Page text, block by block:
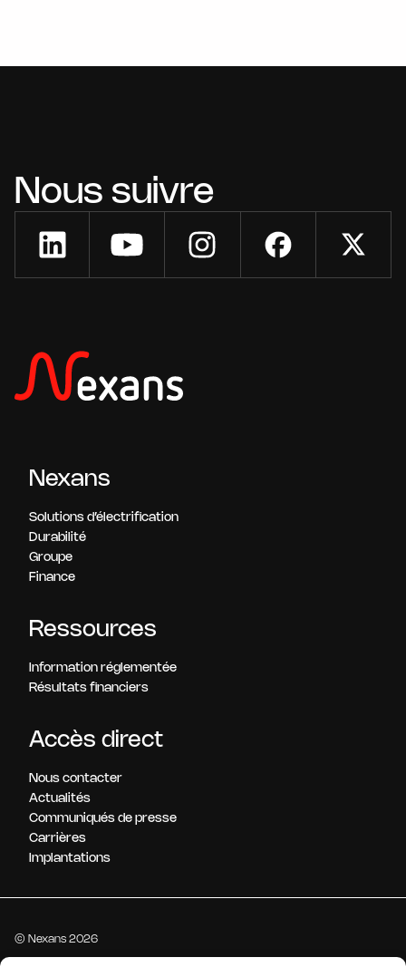
Nous suivre
Nexans
Solutions d’électrification
Durabilité
Groupe
Finance
Ressources
Information réglementée
Résultats financiers
Accès direct
Nous contacter
Actualités
Communiqués de presse
Carrières
Implantations
© Nexans 2026